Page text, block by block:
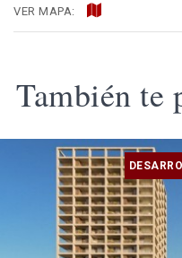
VER MAPA:
También te